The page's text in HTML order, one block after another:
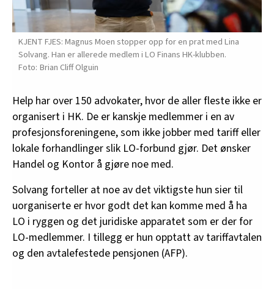
KJENT FJES: Magnus Moen stopper opp for en prat med Lina
Solvang. Han er allerede medlem i LO Finans HK-klubben.
Brian Cliff Olguin
Help har over 150 advokater, hvor de aller fleste ikke er
organisert i HK. De er kanskje medlemmer i en av
profesjonsforeningene, som ikke jobber med tariff eller
lokale forhandlinger slik LO-forbund gjør. Det ønsker
Handel og Kontor å gjøre noe med.
Solvang forteller at noe av det viktigste hun sier til
uorganiserte er hvor godt det kan komme med å ha
LO i ryggen og det juridiske apparatet som er der for
LO-medlemmer. I tillegg er hun opptatt av tariffavtalen
og den avtalefestede pensjonen (AFP).